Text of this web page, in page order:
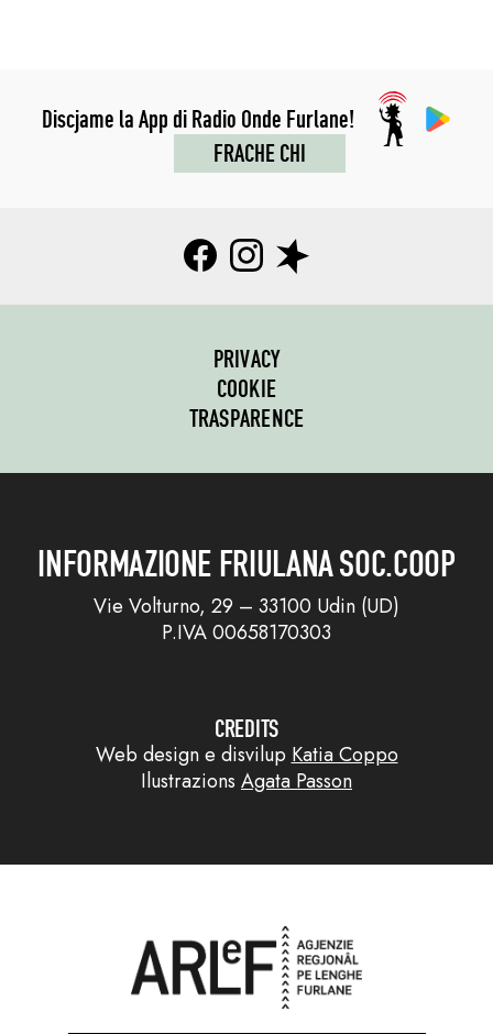
Discjame la App di Radio Onde Furlane!
FRACHE CHI
PRIVACY
COOKIE
TRASPARENCE
INFORMAZIONE FRIULANA SOC.COOP
Vie Volturno, 29 – 33100 Udin (UD)
P.IVA 00658170303
CREDITS
Web design e disvilup Katia Coppo
Ilustrazions Agata Passon